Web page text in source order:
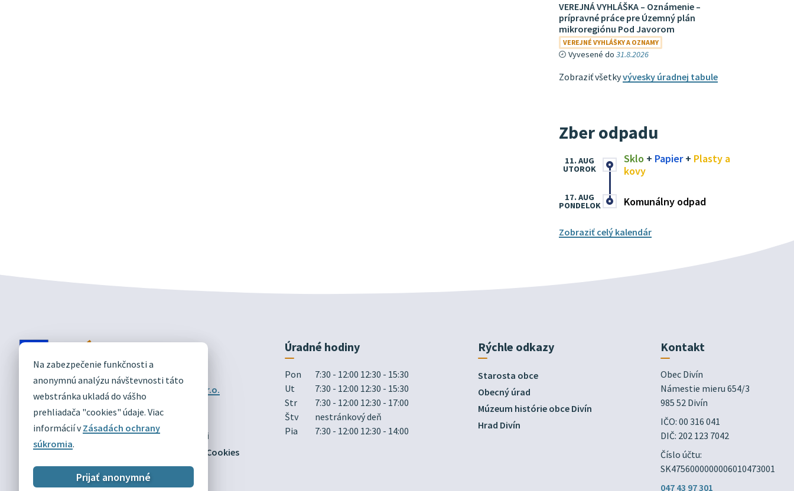
Na zabezpečenie funkčnosti a
anonymnú analýzu návštevnosti táto
webstránka ukladá do vášho
prehliadača "cookies" údaje. Viac
informácií vZásadách ochrany
súkromia.
Prijať anonymné
VEREJNÁ VYHLÁŠKA – Oznámenie –
prípravné práce pre Územný plán
mikroregiónu Pod Javorom
VEREJNÉ VYHLÁŠKY A OZNAMY
Vyvesené do 31.8.2026
Zobraziť všetkyvývesky úradnej tabule
Zber odpadu
Sklo + Papier+ Plasty a
kovy
11. AUG
UTOROK
Komunálny odpad
17. AUG
PONDELOK
Zobraziť celý kalendár
DIVÍN
OFICIÁLNE STRÁNKY
Technický prevádzkovateľ:
Alphabet partner s.r.o.
Správca obsahu:Obec Divín
Posledná aktualizácia:03.08.2026
Mapa
Vyhlásenie o prístupnosti
Zásady ochrany osobných údajov
Nastaviť Cookies
Úradné hodiny
Pon
7:30 - 12:00 12:30 - 15:30
Ut
7:30 - 12:00 12:30 - 15:30
Str
7:30 - 12:00 12:30 - 17:00
Štv
nestránkový deň
Pia
7:30 - 12:00 12:30 - 14:00
Rýchle odkazy
Starosta obce
Obecný úrad
Múzeum histórie obce Divín
Hrad Divín
Kontakt
Obec Divín
Námestie mieru 654/3
985 52 Divín
IČO: 00 316 041
DIČ: 202 123 7042
Číslo účtu:
SK4756000000006010473001
047 43 97 301